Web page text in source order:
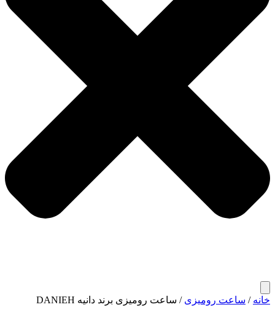
خانه / ساعت رومیزی / ساعت رومیزی برند دانیه DANIEH